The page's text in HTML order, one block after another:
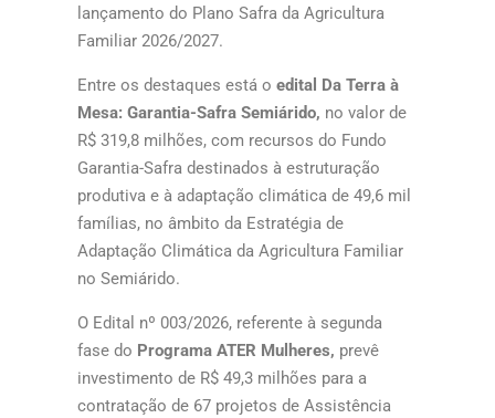
lançamento do Plano Safra da Agricultura
Familiar 2026/2027.
Entre os destaques está o edital Da Terra à
Mesa: Garantia-Safra Semiárido, no valor de
R$ 319,8 milhões, com recursos do Fundo
Garantia-Safra destinados à estruturação
produtiva e à adaptação climática de 49,6 mil
famílias, no âmbito da Estratégia de
Adaptação Climática da Agricultura Familiar
no Semiárido.
O Edital nº 003/2026, referente à segunda
fase do Programa ATER Mulheres, prevê
investimento de R$ 49,3 milhões para a
contratação de 67 projetos de Assistência